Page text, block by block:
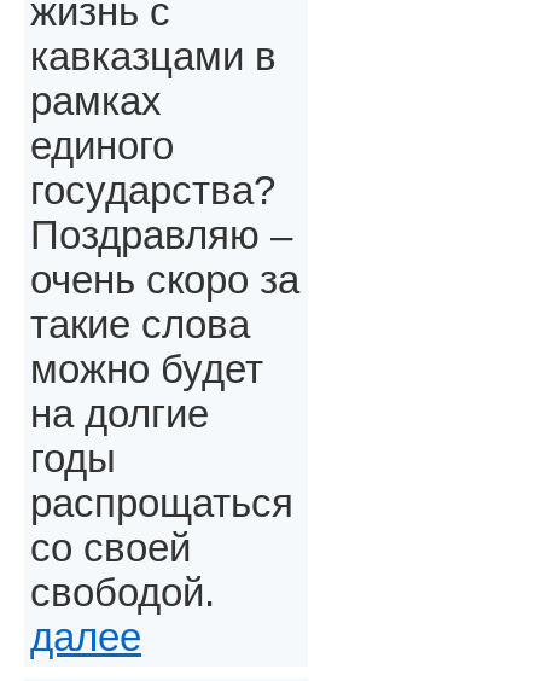
жизнь с
кавказцами в
рамках
единого
государства?
Поздравляю –
очень скоро за
такие слова
можно будет
на долгие
годы
распрощаться
со своей
свободой.
далее